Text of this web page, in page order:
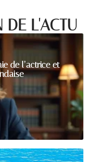
DE L'ACTU
de l’actrice et